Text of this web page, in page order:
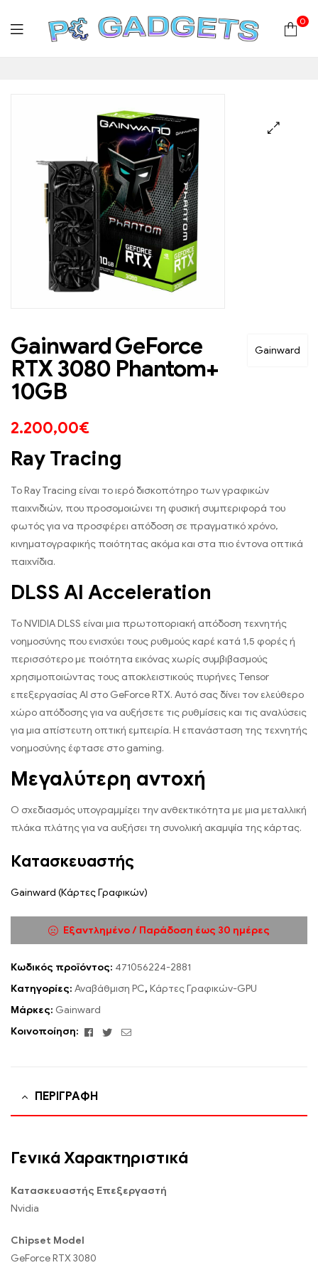
|
Hardware
|
Αναλώσιμα
0
Gainward
Gainward GeForce
RTX 3080 Phantom+
10GB
2.200,00€
Ray Tracing
Το Ray Tracing είναι το ιερό δισκοπότηρο των γραφικών
παιχνιδιών, που προσομοιώνει τη φυσική συμπεριφορά του
φωτός για να προσφέρει απόδοση σε πραγματικό χρόνο,
κινηματογραφικής ποιότητας ακόμα και στα πιο έντονα οπτικά
παιχνίδια.
DLSS AI Acceleration
Το NVIDIA DLSS είναι μια πρωτοποριακή απόδοση τεχνητής
νοημοσύνης που ενισχύει τους ρυθμούς καρέ κατά 1,5 φορές ή
περισσότερο με ποιότητα εικόνας χωρίς συμβιβασμούς
χρησιμοποιώντας τους αποκλειστικούς πυρήνες Tensor
επεξεργασίας AI στο GeForce RTX. Αυτό σας δίνει τον ελεύθερο
χώρο απόδοσης για να αυξήσετε τις ρυθμίσεις και τις αναλύσεις
για μια απίστευτη οπτική εμπειρία. Η επανάσταση της τεχνητής
νοημοσύνης έφτασε στο gaming.
Μεγαλύτερη αντοχή
Ο σχεδιασμός υπογραμμίζει την ανθεκτικότητα με μια μεταλλική
πλάκα πλάτης για να αυξήσει τη συνολική ακαμψία της κάρτας.
Κατασκευαστής
Gainward (Κάρτες Γραφικών)
Εξαντλημένο / Παράδοση έως 30 ημέρες
Κωδικός προϊόντος: 471056224-2881
Κατηγορίες: Αναβάθμιση PC, Κάρτες Γραφικών-GPU
Μάρκες: Gainward
Κοινοποίηση:
Facebook
TwitterEmail
ΠΕΡΙΓΡΑΦΉ
Γενικά Χαρακτηριστικά
Κατασκευαστής Επεξεργαστή
Nvidia
Chipset Model
GeForce RTX 3080